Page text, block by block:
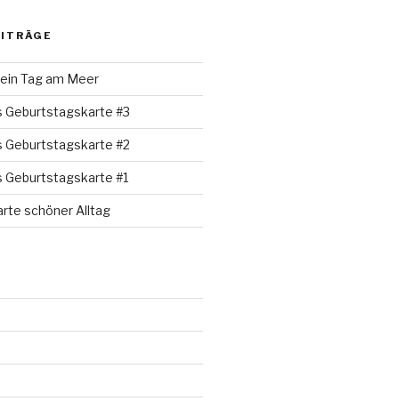
Tag am Meer
Geburtstagskarte #3
Geburtstagskarte #2
Geburtstagskarte #1
schöner Alltag